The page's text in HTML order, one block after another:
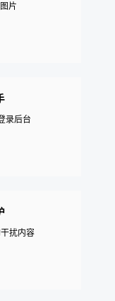
片
录后台
扰内容